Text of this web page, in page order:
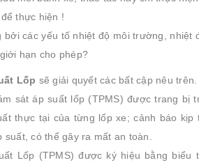
thực hiện !
bởi các yếu tố nhiệt độ môi trường,
hạn cho phép?
Lốp sẽ giải quyết các bất cập nêu trên.
sát áp suất lốp (TPMS) được trang
thực tại của từng lốp xe; cảnh báo
có thể gây ra mất an toàn.
Lốp (TPMS) được ký hiệu bằng